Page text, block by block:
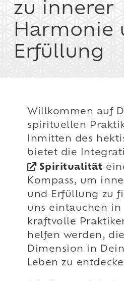
zu innerer
Harmonie
Erfüllung
Willkommen auf
spirituellen
Inmitten des
bietet die
Spiritualität
Kompass, um
und Erfüllung zu
uns eintauchen in
kraftvolle
helfen werden,
Dimension in
Leben zu